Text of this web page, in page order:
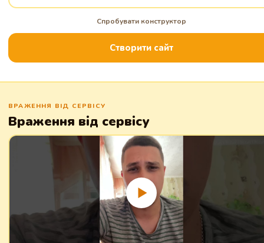
Спробувати конструктор
Створити сайт
ВРАЖЕННЯ ВІД СЕРВІСУ
Враження від сервісу